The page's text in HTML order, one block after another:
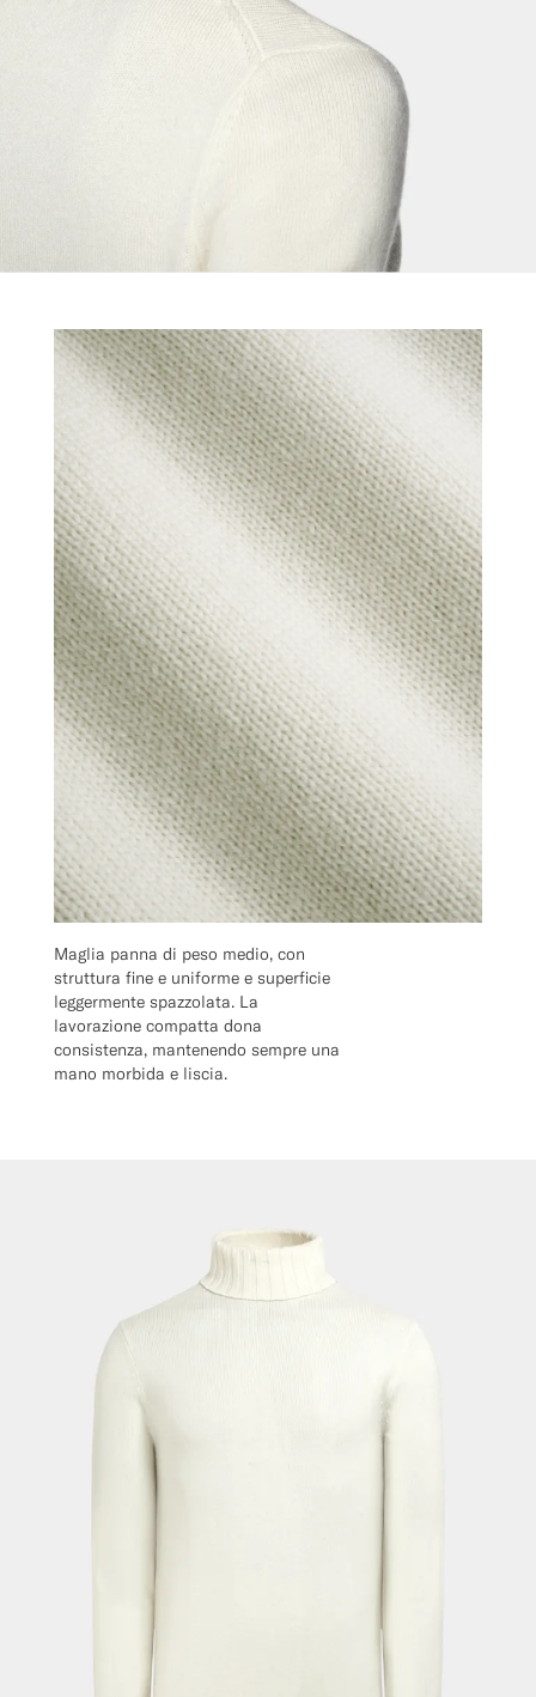
Maglia panna di peso medio, con
struttura fine e uniforme e superficie
leggermente spazzolata. La
lavorazione compatta dona
consistenza, mantenendo sempre una
mano morbida e liscia.